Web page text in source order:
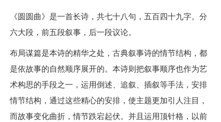
《圆圆曲》是一首长诗，共七十八句，五百四十九字。分
六大段，前五段叙事，后一段议论。
布局谋篇是本诗的精华之处，古典叙事诗的情节结构，都
是依故事的自然顺序展开的。本诗则把叙事顺序也作为艺
术构思的手段之一，运用倒述、追叙、插叙等手法，安排
情节结构，通过这些精心的安排，使主题更加引人注目，
而故事变化曲折，情节跌宕起伏。并且运用顶针格，以前